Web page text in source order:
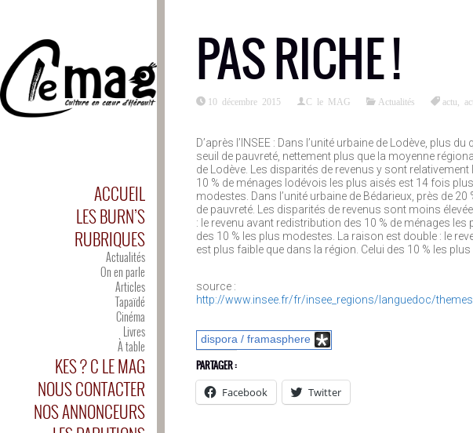
ACCUEIL
LES BURN’S
RUBRIQUES
Actualités
On en parle
Articles
Tapaïdé
Cinéma
Livres
À table
KES ? C LE MAG
NOUS CONTACTER
NOS ANNONCEURS
PAS RICHE !
10 décembre 2015 C le MAG Actualités actu
D’après l’INSEE : Dans l’unité urbaine de Lodève, plus
seuil de pauvreté, nettement plus que la moyenne
de Lodève. Les disparités de revenus y sont
10 % de ménages lodévois les plus aisés est 14 fois
modestes. Dans l’unité urbaine de Bédarieux, près de
de pauvreté. Les disparités de revenus sont moins
: le revenu avant redistribution des 10 % de ménages
des 10 % les plus modestes. La raison est double : le
est plus faible que dans la région. Celui des 10 % les
source :
http://www.insee.fr/fr/insee_regions/languedoc/
dispora / framasphere
PARTAGER :
Facebook
Twitter